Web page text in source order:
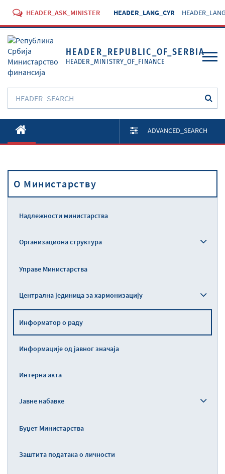
HEADER_ASK_MINISTER HEADER_LANG_CYR
HEADER_REPUBLIC_OF_SERBIA
HEADER_MINISTRY_OF_FINANCE
O Министарству
Активности
Прописи
ADVANCED_SEARCH
O Министарству
Надлежности министарства
Организациона структура
Управе Министарства
Централна јединица за хармонизацију
Информатор о раду
Информације од јавног значаја
Интерна акта
Јавне набавке
Буџет Министарства
Заштита података о личности